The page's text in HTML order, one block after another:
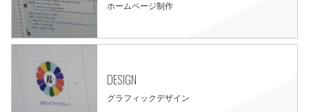
ホームページ制作
DESIGN
グラフィックデザイン